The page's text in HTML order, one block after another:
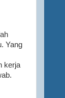
Yang
kerja